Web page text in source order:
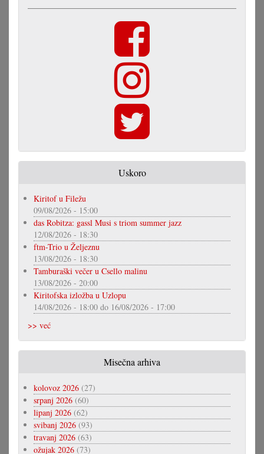
Uskoro
Kiritof u Filežu
09/08/2026 - 15:00
das Robitza: gassl Musi s triom summer jazz
12/08/2026 - 18:30
ftm-Trio u Željeznu
13/08/2026 - 18:30
Tamburaški večer u Csello malinu
13/08/2026 - 20:00
Kiritofska izložba u Uzlopu
14/08/2026 - 18:00 do 16/08/2026 - 17:00
>> već
Misečna arhiva
kolovoz 2026 (27)
srpanj 2026 (60)
lipanj 2026 (62)
svibanj 2026 (93)
travanj 2026 (63)
ožujak 2026 (73)